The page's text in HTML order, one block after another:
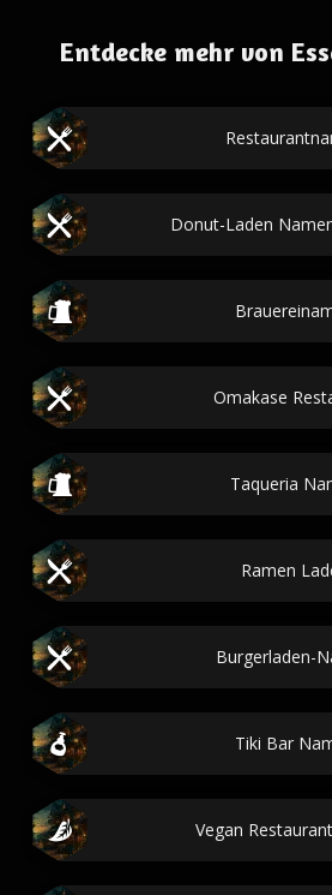
Entdecke mehr von
Donut-Laden
Omakase
Taqueria
Ramen
Burgerladen-
Tiki Bar
Vegan